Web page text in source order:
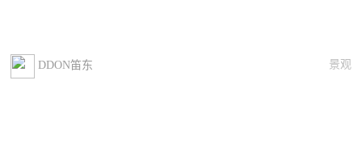
DDON笛东 景观